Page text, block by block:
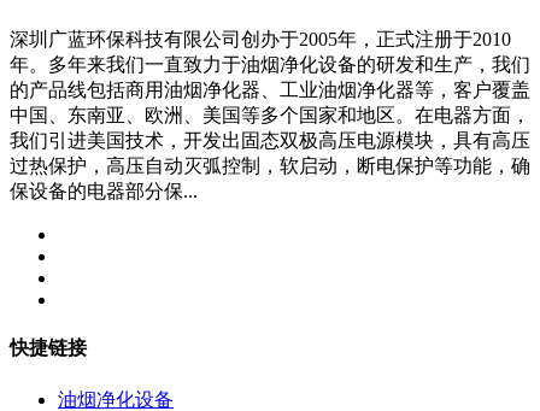
深圳广蓝环保科技有限公司创办于2005年，正式注册于2010
年。多年来我们一直致力于油烟净化设备的研发和生产，我们
的产品线包括商用油烟净化器、工业油烟净化器等，客户覆盖
中国、东南亚、欧洲、美国等多个国家和地区。在电器方面，
我们引进美国技术，开发出固态双极高压电源模块，具有高压
过热保护，高压自动灭弧控制，软启动，断电保护等功能，确
保设备的电器部分保...
快捷链接
油烟净化设备